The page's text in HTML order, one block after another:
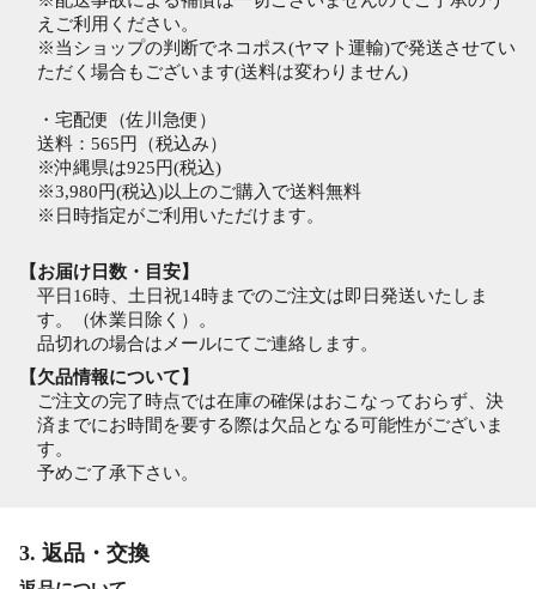
えご利用ください。
※当ショップの判断でネコポス(ヤマト運輸)で発送させてい
ただく場合もございます(送料は変わりません)
・宅配便（佐川急便）
送料：565円（税込み）
※沖縄県は925円(税込)
※3,980円(税込)以上のご購入で送料無料
※日時指定がご利用いただけます。
【お届け日数・目安】
平日16時、土日祝14時までのご注文は即日発送いたしま
す。（休業日除く）。
品切れの場合はメールにてご連絡します。
【欠品情報について】
ご注文の完了時点では在庫の確保はおこなっておらず、決
済までにお時間を要する際は欠品となる可能性がございま
す。
予めご了承下さい。
3. 返品・交換